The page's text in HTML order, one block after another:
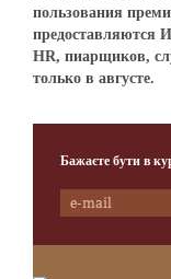
пользования
предоставляются
HR, пиарщиков,
только в августе.
Бажаєте бути в